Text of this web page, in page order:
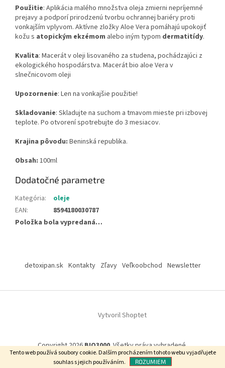
Tento web používá soubory cookie.Dalším procházením tohoto webu vyjadřujete
souhlas s jejich používáním.
ROZUMIEM
Použitie: Aplikácia malého množstva oleja zmierni nepríjemné
prejavy a podporí prirodzenú tvorbu ochrannej bariéry proti
vonkajším vplyvom. Aktívne zložky Aloe Vera pomáhajú upokojiť
kožu s atopickým ekzémom alebo iným typom dermatitídy.
Kvalita: Macerát v oleji lisovaného za studena, pochádzajúci z
ekologického hospodárstva. Macerát bio aloe Vera v
slnečnicovom oleji
Upozornenie: Len na vonkajšie použitie!
Skladovanie: Skladujte na suchom a tmavom mieste pri izbovej
teplote. Po otvorení spotrebujte do 3 mesiacov.
Krajina pôvodu: Beninská republika.
Obsah: 100ml
Dodatočné parametre
Kategória:
oleje
EAN:
8594180030787
Položka bola vypredaná…
detoxipan.sk Kontakty Zľavy Veľkoobchod Newsletter
Vytvoril Shoptet
Copyright 2026BIO3000. Všetky práva vyhradené.